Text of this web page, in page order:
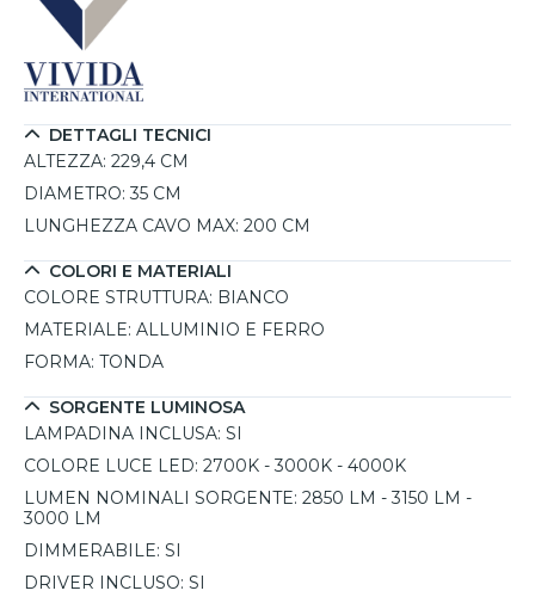
integrato da 30W, diffonde una luce diretta intensa verso il
basso e una pratica biemissione regolabile
indipendentemente tramite telecomando incluso. È
possibile modificare intensità luminosa e tonalità della luce
regolabile consente un'installazione versatile e funzionale.
DETTAGLI TECNICI
ALTEZZA: 229,4 CM
DIAMETRO: 35 CM
LUNGHEZZA CAVO MAX: 200 CM
COLORI E MATERIALI
COLORE STRUTTURA: BIANCO
MATERIALE: ALLUMINIO E FERRO
FORMA: TONDA
SORGENTE LUMINOSA
LAMPADINA INCLUSA: SI
COLORE LUCE LED: 2700K - 3000K - 4000K
LUMEN NOMINALI SORGENTE: 2850 LM - 3150 LM -
3000 LM
DIMMERABILE: SI
DRIVER INCLUSO: SI